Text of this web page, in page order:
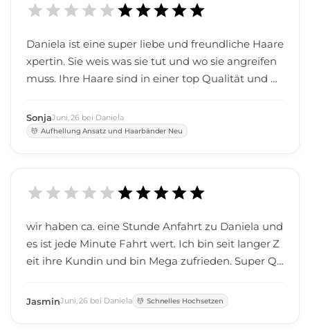
Daniela ist eine super liebe und freundliche Haare
xpertin. Sie weis was sie tut und wo sie angreifen
muss. Ihre Haare sind in einer top Qualität und be
sch nachzugehen. bin wieder super zufrieden un
d freu mich schon aufs nächste Mal :)
SonjaJuni ,26 bei Daniela
Aufhellung Ansatz und Haarbänder Neu
wir haben ca. eine Stunde Anfahrt zu Daniela und
es ist jede Minute Fahrt wert. Ich bin seit langer Z
eit ihre Kundin und bin Mega zufrieden. Super Qu
und Ich kann meine Wünsche äußern und es wir
d immer darauf eingegangen. Auch Daniela als M
JasminJuni,26 bei Daniela Schnelles Hochsetzen